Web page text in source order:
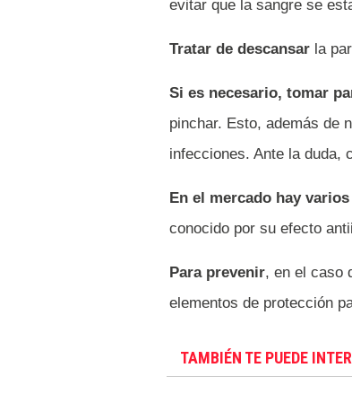
evitar que la sangre se
Tratar de descansar la
Si es necesario, tomar
pinchar. Esto, además de
infecciones. Ante la duda,
En el mercado hay
conocido por su efecto
Para prevenir, en el caso
elementos de protección
TAMBIÉN TE PUEDE